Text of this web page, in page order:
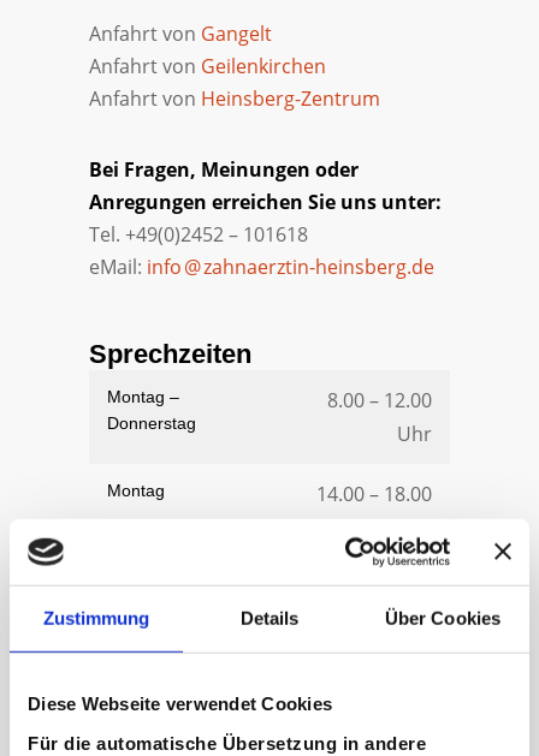
Zustimmung Details Über Cookies
Diese Webseite verwendet Cookies
Für die automatische Übersetzung in andere
Anfahrt von Gangelt
Anfahrt von Geilenkirchen
Anfahrt von Heinsberg-Zentrum
Bei Fra­­gen, Mei­­nun­­gen oder
An­­re­­gun­­gen er­­rei­­chen Sie uns un­­ter:
Tel. +49(0)2452 – 101618
eMail: info@zahnaerztin-heinsberg.de
Sprechzeiten
Montag –
Donnerstag
8.00 – 12.00
Uhr
Montag
14.00 – 18.00
Dienstag +
Donnerstag
14.00 – 19.00
Uhr